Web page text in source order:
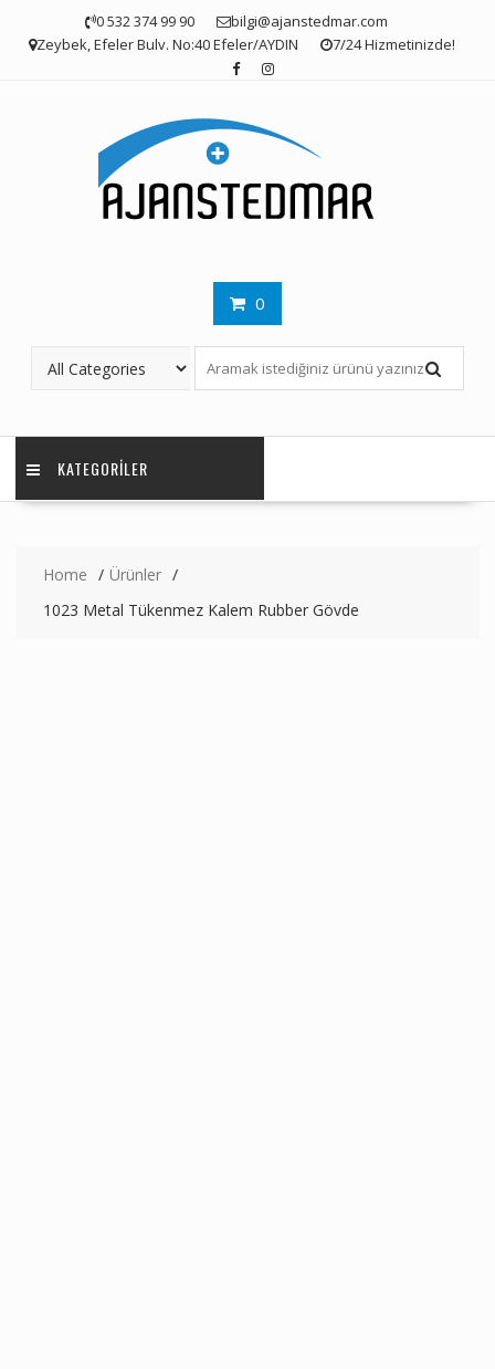
0 532 374 99 90
bilgi@ajanstedmar.com
Zeybek, Efeler Bulv. No:40 Efeler/AYDIN
7/24 Hizmetinizde!
0
KATEGORILER
Home
Ürünler
1023 Metal Tükenmez Kalem Rubber Gövde